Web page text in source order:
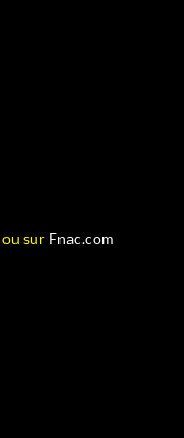
ou sur Fnac.com